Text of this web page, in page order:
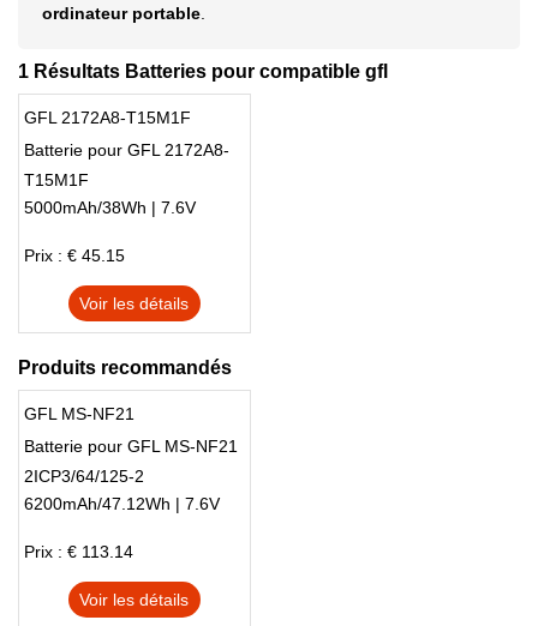
ordinateur portable
1 Résultats Batteries pour compatible gfl
GFL 2172A8-T15M1F
Batterie pour GFL 2172A8-
T15M1F
5000mAh/38Wh | 7.6V
Prix : € 45.15
Voir les détails
Produits recommandés
GFL MS-NF21
Batterie pour GFL MS-NF21
2ICP3/64/125-2
6200mAh/47.12Wh | 7.6V
Prix : € 113.14
Voir les détails